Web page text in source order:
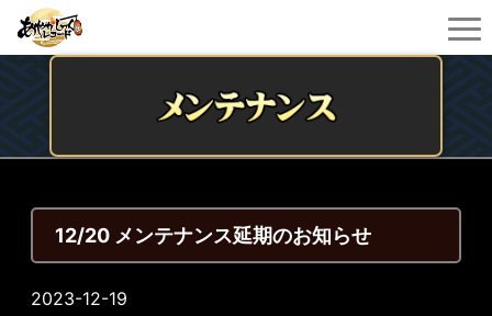
12/20 メンテナンス延期のお知らせ
2023-12-19